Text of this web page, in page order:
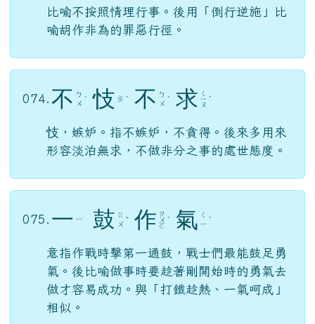
比喻不按照情理行事。後用「倒行逆施」比
喻胡作非為的罪惡行徑。
074. 不 ㄅ
ㄨ ˋ 忮 ㄓ ˋ 不 ㄅ
ㄨ ˋ 求 ㄑ
ㄧ
ㄡ
ˊ
忮，嫉妒。指不嫉妒，不貪得。後來多用來
形容淡泊無求，不做非分之事的處世態度。
075. 一 ㄧ 鼓 ㄍ
ㄨ ˇ 作 ㄗ
ㄨ
ㄛ
ˋ 氣 ㄑ
ㄧ ˋ
意指作戰時擊第一通鼓，戰士們最能鼓足勇
氣。後比喻做事時要趁著剛開始時的勇氣去
做才容易成功。與「打鐵趁熱、一氣呵成」
相似。